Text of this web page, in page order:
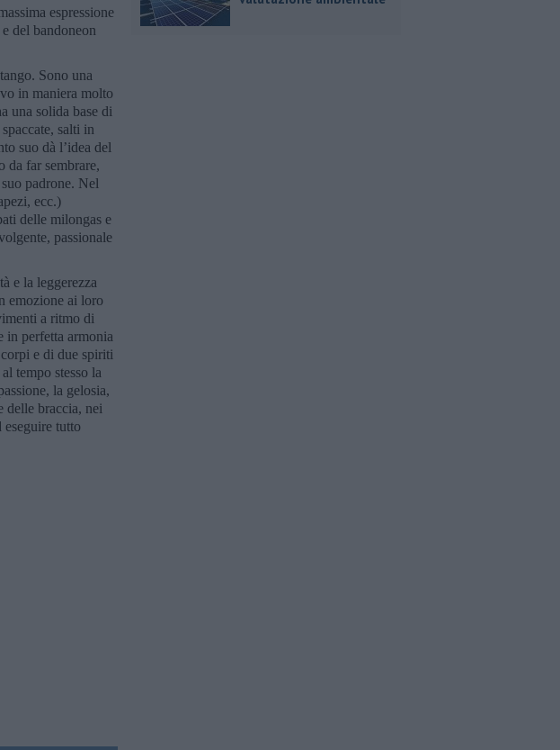
espressione
del bandoneon
Sono una
in maniera molto
una solida base di
salti in
suo dà l’idea del
da far sembrare,
padrone. Nel
ecc.)
delle milongas e
passionale
e la leggerezza
emozione ai loro
a ritmo di
in perfetta armonia
e di due spiriti
tempo stesso la
la gelosia,
delle braccia, nei
tutto